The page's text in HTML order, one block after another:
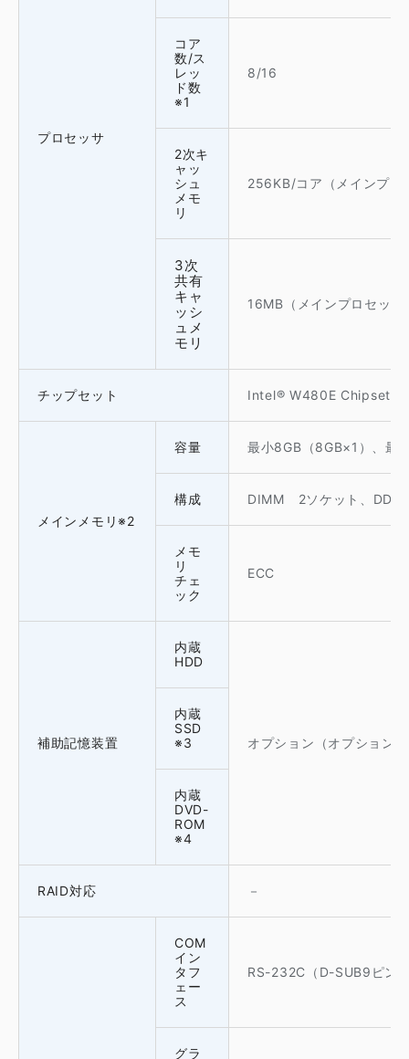
プロセッサ
コア
数/ス
レッ
ド数
※1
8/16
2次キ
ャッ
シュ
メモ
リ
256KB/コア（メインプロ
3次
共有
キャ
ッシ
ュメ
モリ
16MB（メインプロセッサ
チップセット Intel® W480E Chipset
メインメモリ※2
容量 最小8GB（8GB×1）、最
構成 DIMM 2ソケット、
メモ
リ
チェ
ック
ECC
補助記憶装置
内蔵
HDD
オプション（オプション
内蔵
SSD
※3
内蔵
DVD-
ROM
※4
RAID対応 －
COM
イン
タフ
ェー
ス
RS-232C（D-SUB9ピン
グラ